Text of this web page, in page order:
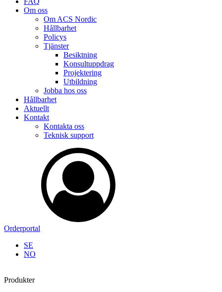
Om oss
Om ACS Nordic
Hållbarhet
Policys
Tjänster
Besiktning
Konsultuppdrag
Projektering
Utbildning
Jobba hos oss
Hållbarhet
Aktuellt
Kontakt
Kontakta oss
Teknisk support
Orderportal
SE
NO
Produkter